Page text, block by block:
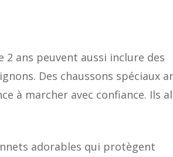
2 ans peuvent aussi inclure des
Des chaussons spéciaux
à marcher avec confiance. Ils
adorables qui protègent